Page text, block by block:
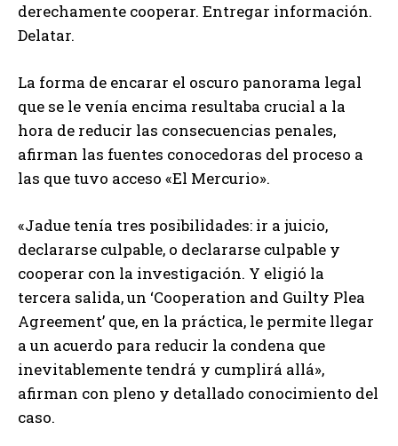
derechamente cooperar. Entregar información.
Delatar.
La forma de encarar el oscuro panorama legal
que se le venía encima resultaba crucial a la
hora de reducir las consecuencias penales,
afirman las fuentes conocedoras del proceso a
las que tuvo acceso «El Mercurio».
«Jadue tenía tres posibilidades: ir a juicio,
declararse culpable, o declararse culpable y
cooperar con la investigación. Y eligió la
tercera salida, un ‘Cooperation and Guilty Plea
Agreement’ que, en la práctica, le permite llegar
a un acuerdo para reducir la condena que
inevitablemente tendrá y cumplirá allá»,
afirman con pleno y detallado conocimiento del
caso.